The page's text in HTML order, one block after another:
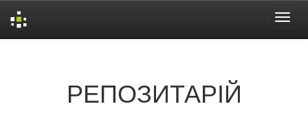
РЕПОЗИТАРІЙ